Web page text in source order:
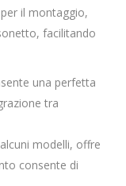
il montaggio,
facilitando
una perfetta
tra
modelli, offre
consente di